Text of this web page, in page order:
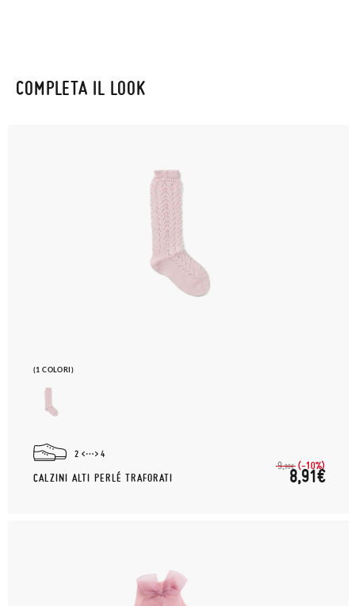
COMPLETA IL LOOK
(1 COLORI)
2 4
CALZINI ALTI PERLÉ TRAFORATI
9,90€ (-10%)
8,91€